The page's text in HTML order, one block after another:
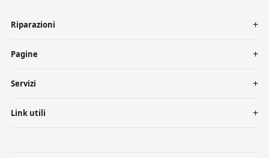
Riparazioni
Pagine
Servizi
Link utili